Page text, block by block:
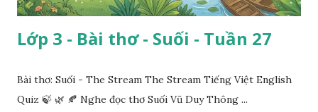
Lớp 3 - Bài thơ - Suối - Tuần 27
Bài thơ: Suối - The Stream The Stream Tiếng Việt English
Quiz 🍃 🌿 🍂 Nghe đọc thơ Suối Vũ Duy Thông ...